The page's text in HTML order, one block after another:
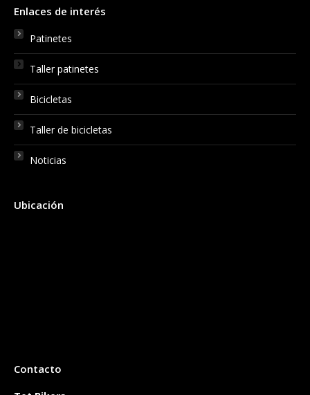
Enlaces de interés
Patinetes
Taller patinetes
Bicicletas
Taller de bicicletas
Noticias
Ubicación
Contacto